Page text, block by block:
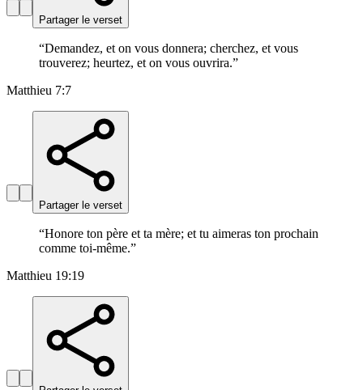
Partager le verset
“Demandez, et on vous donnera; cherchez, et vous
trouverez; heurtez, et on vous ouvrira.”
Matthieu 7:7
Partager le verset
“Honore ton père et ta mère; et tu aimeras ton prochain
comme toi-même.”
Matthieu 19:19